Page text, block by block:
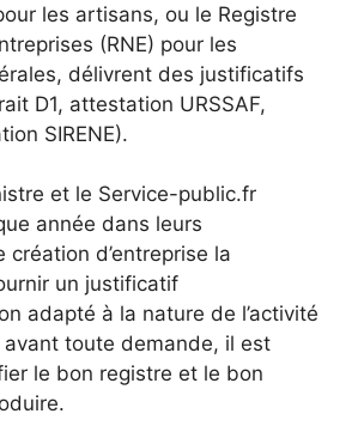
les artisans, ou le Registre
(RNE) pour les
délivrent des justificatifs
D1, attestation URSSAF,
SIRENE).
et le Service-public.fr
année dans leurs
d’entreprise la
un justificatif
adapté à la nature de l’activité
avant toute demande, il est
le bon registre et le bon